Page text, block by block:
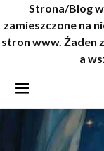
Strona/Blog
zamieszczone na
stron www. Żaden
a